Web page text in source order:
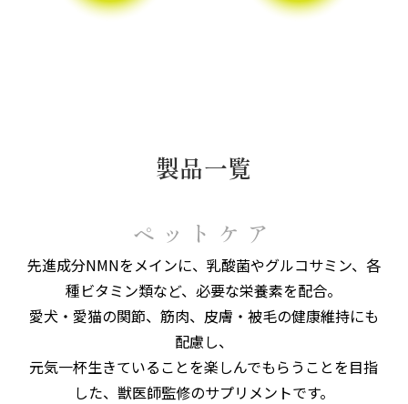
製品一覧
ペットケア
先進成分NMNをメインに、乳酸菌やグルコサミン、各
種ビタミン類など、必要な栄養素を配合。
愛犬・愛猫の関節、筋肉、皮膚・被毛の健康維持にも
配慮し、
元気一杯生きていることを楽しんでもらうことを目指
した、獣医師監修のサプリメントです。